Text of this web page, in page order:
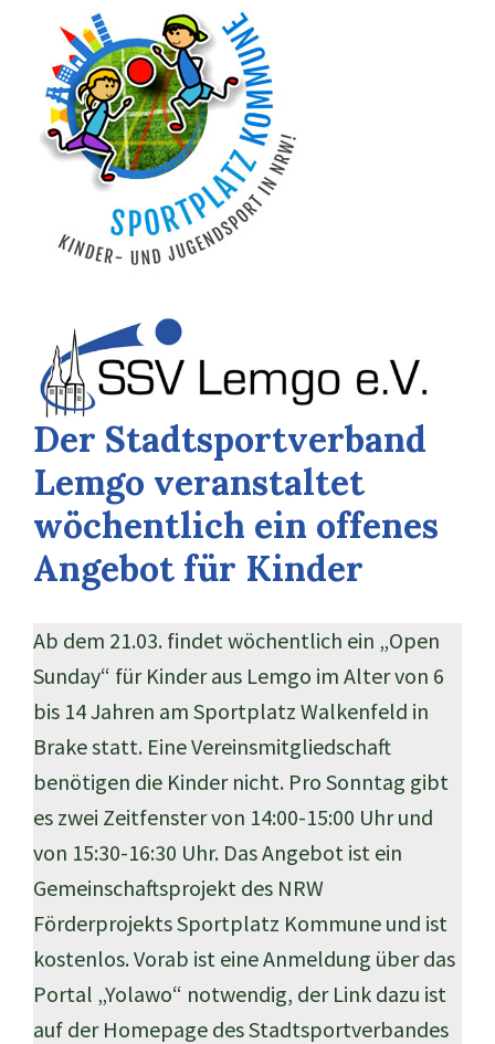
Der Stadtsportverband
Lemgo veranstaltet
wöchentlich ein offenes
Angebot für Kinder
Ab dem 21.03. findet wöchentlich ein „Open
Sunday“ für Kinder aus Lemgo im Alter von 6
bis 14 Jahren am Sportplatz Walkenfeld in
Brake statt. Eine Vereinsmitgliedschaft
benötigen die Kinder nicht. Pro Sonntag gibt
es zwei Zeitfenster von 14:00-15:00 Uhr und
von 15:30-16:30 Uhr. Das Angebot ist ein
Gemeinschaftsprojekt des NRW
Förderprojekts Sportplatz Kommune und ist
kostenlos. Vorab ist eine Anmeldung über das
Portal „Yolawo“ notwendig, der Link dazu ist
auf der Homepage des Stadtsportverbandes